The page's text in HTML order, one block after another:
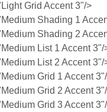
Grid Accent 3"/>
Shading 1
Shading 2
List 1 Accent 3"/
List 2 Accent 3"/
Grid 1 Accent
Grid 2 Accent
Grid 3 Accent